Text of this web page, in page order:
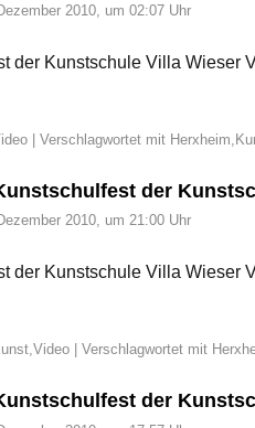
2010, um 02:07 Uhr
der Kunstschule Villa Wieser
| Verschlagwortet mit Herxheim
der
2010, um 21:00 Uhr
der Kunstschule Villa Wieser
,Video Verschlagwortet mit
der